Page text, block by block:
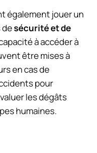
également jouer un
desécurité et de
à accéder à
être mises à
en cas de
pour
les dégâts
humaines.